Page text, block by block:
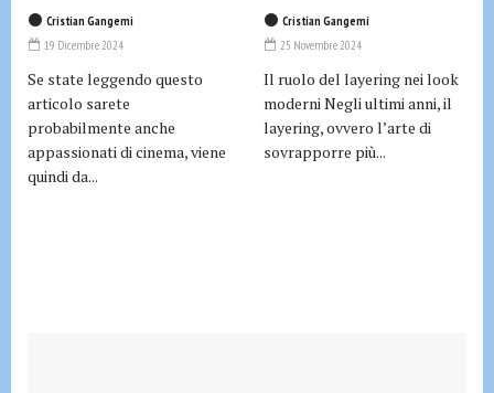
Cristian Gangemi
19 Dicembre 2024
Se state leggendo questo
articolo sarete
probabilmente anche
appassionati di cinema, viene
quindi da...
Cristian Gangemi
25 Novembre 2024
Il ruolo del layering nei look
moderni Negli ultimi anni, il
layering, ovvero l’arte di
sovrapporre più...